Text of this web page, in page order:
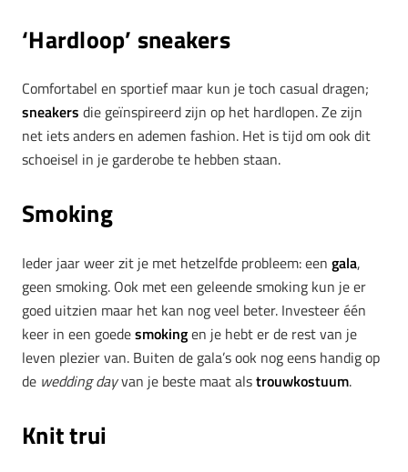
‘Hardloop’ sneakers
Comfortabel en sportief maar kun je toch casual dragen;
sneakers die geïnspireerd zijn op het hardlopen. Ze zijn
net iets anders en ademen fashion. Het is tijd om ook dit
schoeisel in je garderobe te hebben staan.
Smoking
Ieder jaar weer zit je met hetzelfde probleem: een gala,
geen smoking. Ook met een geleende smoking kun je er
goed uitzien maar het kan nog veel beter. Investeer één
keer in een goedesmokingen je hebt er de rest van je
leven plezier van. Buiten de gala’s ook nog eens handig op
de wedding dayvan je beste maat alstrouwkostuum.
Knit trui